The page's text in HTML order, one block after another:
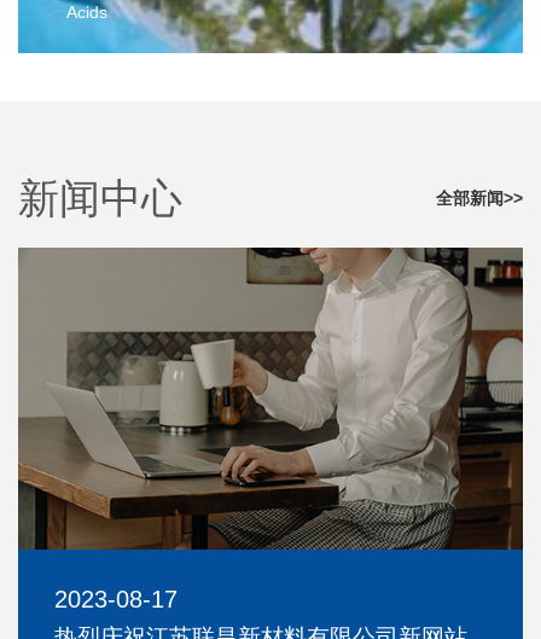
邻氟苯乙腈
间氟苯乙腈
Acids
更多>>
新闻中心 全部新闻>>
2023-08-17